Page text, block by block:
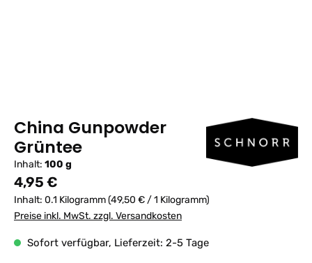
China Gunpowder
Grüntee
Inhalt: 100 g
Regulärer Preis:
4,95 €
Inhalt: 0.1 Kilogramm(49,50 € / 1 Kilogramm)
Preise inkl. MwSt. zzgl. Versandkosten
Sofort verfügbar, Lieferzeit: 2-5 Tage